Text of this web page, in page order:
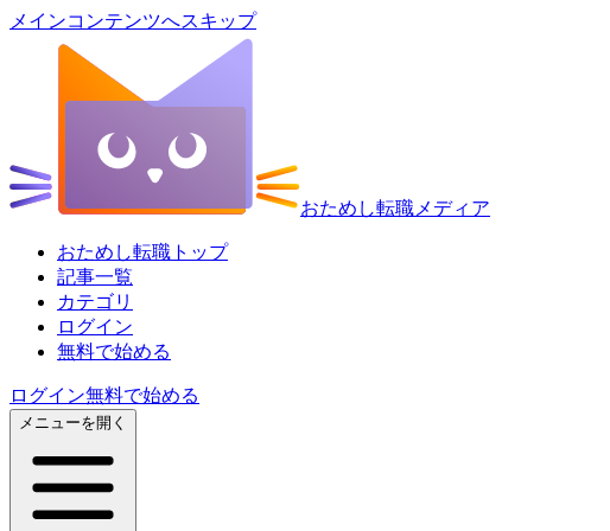
メインコンテンツへスキップ
おためし転職メディア
おためし転職トップ
記事一覧
カテゴリ
ログイン
無料で始める
ログイン無料で始める
メニューを開く